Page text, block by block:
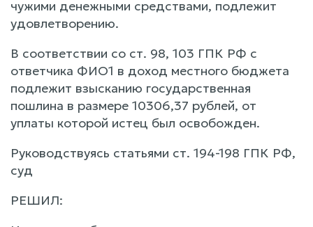
чужими денежными средствами, подлежит
удовлетворению.
В соответствии со ст. 98, 103 ГПК РФ с
ответчика ФИО1 в доход местного бюджета
подлежит взысканию государственная
пошлина в размере 10306,37 рублей, от
уплаты которой истец был освобожден.
Руководствуясь статьями ст. 194-198 ГПК РФ,
суд
РЕШИЛ: